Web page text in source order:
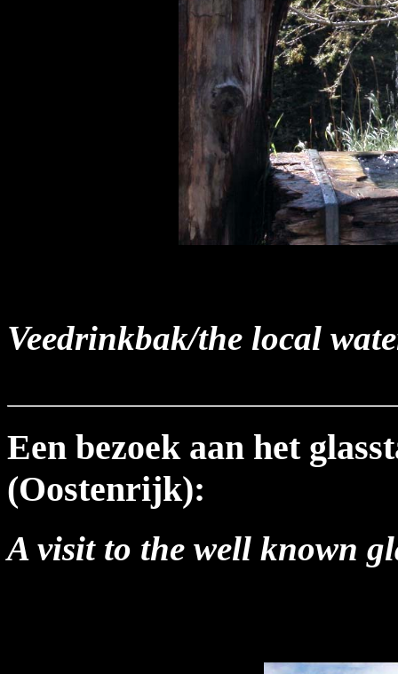
Veedrinkbak/the local
Een bezoek aan het
(Oostenrijk):
A visit to the well known